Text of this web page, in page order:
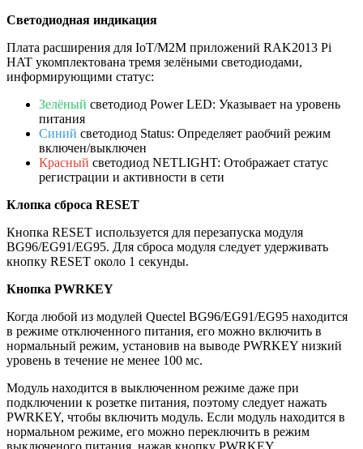
Светодиодная индикация
Плата расширения для IoT/M2M приложений RAK2013 Pi
HAT укомплектована тремя зелёными светодиодами,
информирующими статус:
Зелёный светодиод Power LED: Указывает на уровень
питания
Синий светодиод Status: Определяет раобчий режим
включен/выключен
Красный светодиод NETLIGHT: Отображает статус
регистрации и активности в сети
Клопка сброса RESET
Кнопка RESET используется для перезапуска модуля
BG96/EG91/EG95. Для сброса модуля следует удерживать
кнопку RESET около 1 секунды.
Кнопка PWRKEY
Когда любой из модулей Quectel BG96/EG91/EG95 находится
в режиме отключенного питания, его можно включить в
нормальный режим, установив на выводе PWRKEY низкий
уровень в течение не менее 100 мс.
Модуль находится в выключенном режиме даже при
подключении к розетке питания, поэтому следует нажать
PWRKEY, чтобы включить модуль. Если модуль находится в
нормальном режиме, его можно переключить в режим
выключеного питания, нажав кнопку PWRKEY.